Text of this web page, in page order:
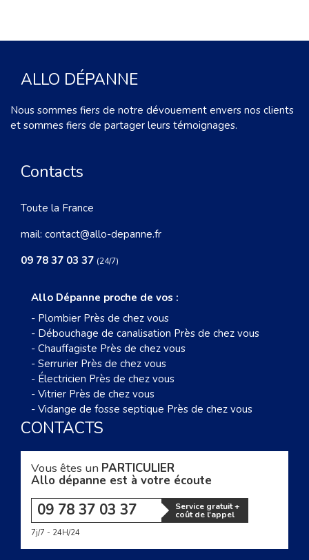
ALLO DÉPANNE
Nous sommes fiers de notre dévouement envers nos clients
et sommes fiers de partager leurs témoignages.
Contacts
Toute la France
mail: contact@allo-depanne.fr
09 78 37 03 37 (24/7)
Allo Dépanne proche de vos :
- Plombier Près de chez vous
- Débouchage de canalisation Près de chez vous
- Chauffagiste Près de chez vous
- Serrurier Près de chez vous
- Électricien Près de chez vous
- Vitrier Près de chez vous
- Vidange de fosse septique Près de chez vous
CONTACTS
Vous êtes un PARTICULIER
Allo dépanne est à votre écoute
09 78 37 03 37 Service gratuit +
coût de l'appel
7j/7 - 24H/24